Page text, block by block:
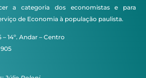
a categoria dos economistas e para
de Economia à população paulista.
14º. Andar – Centro